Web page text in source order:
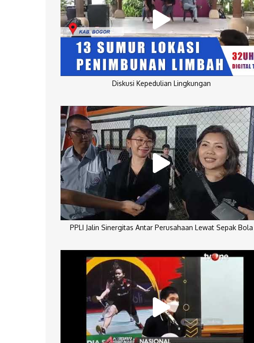
Diskusi Kepedulian Lingkungan
PPLI Jalin Sinergitas Antar Perusahaan Lewat Sepak Bola